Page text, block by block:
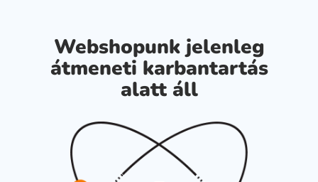
Webshopunk jelenleg
átmeneti karbantartás
alatt áll